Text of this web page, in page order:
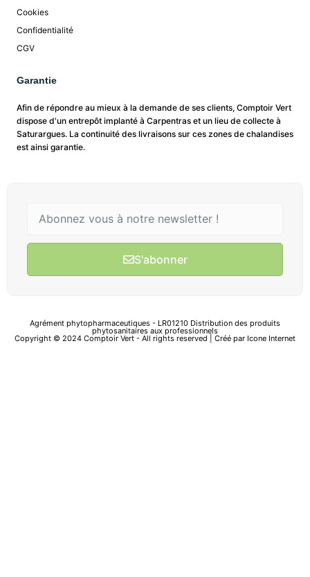
Cookies
Confidentialité
CGV
Garantie
Afin de répondre au mieux à la demande de ses clients, Comptoir Vert
dispose d'un entrepôt implanté à Carpentras et un lieu de collecte à
Saturargues. La continuité des livraisons sur ces zones de chalandises
est ainsi garantie.
S'abonner
Agrément phytopharmaceutiques - LR01210 Distribution des produits
phytosanitaires aux professionnels
Copyright © 2024 Comptoir Vert - All rights reserved | Créé par Icone Internet